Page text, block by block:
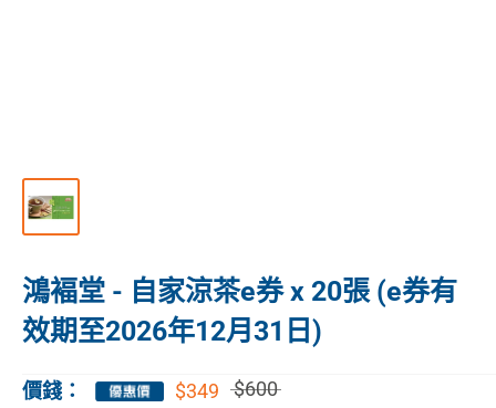
鴻褔堂 - 自家涼茶e券 x 20張 (e券有
效期至2026年12月31日)
價錢： $349 $600